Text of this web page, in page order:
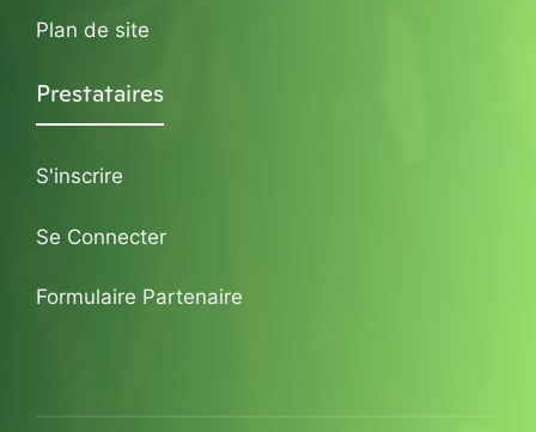
Plan de site
Prestataires
S'inscrire
Se Connecter
Formulaire Partenaire